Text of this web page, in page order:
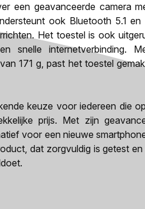
een geavanceerde camera
ook Bluetooth 5.1
Het toestel is ook
snelle internetverbinding.
171 g, past het toestel
keuze voor iedereen die
prijs. Met zijn
voor een nieuwe
dat zorgvuldig is getest